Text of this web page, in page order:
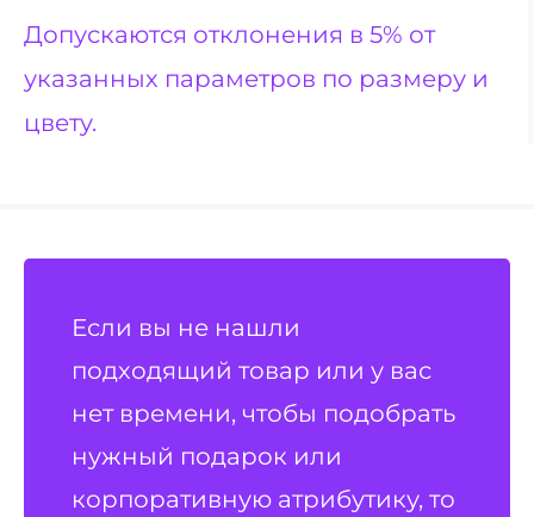
Допускаются отклонения в 5% от
указанных параметров по размеру и
цвету.
Если вы не нашли
подходящий товар или у вас
нет времени, чтобы подобрать
нужный подарок или
корпоративную атрибутику, то